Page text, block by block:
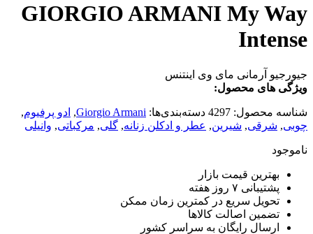
GIORGIO ARMANI My Way
Intense
جیورجیو آرمانی مای وی اینتنس
ویژگی های محصول:
شناسه محصول: 4297 دسته‌بندی‌ها: Giorgio Armani
, ادو پرفیوم,
چوبی, شرقی, شیرین, عطر و ادکلن زنانه, گلی, مرکباتی, وانیلی
ناموجود
بهترین قیمت بازار
پشتیبانی ۷ روز هفته
تحویل سریع در کمترین زمان ممکن
تضمین اصالت کالاها
ارسال رایگان به سراسر کشور